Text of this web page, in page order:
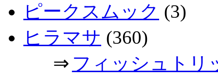
ピークスムック (3)
ヒラマサ (360)
⇒ フィッシュトリ